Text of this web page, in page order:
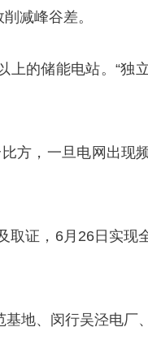
减峰谷差。
的储能电站。“独
方，一旦电网出现
证，6月26日实现
地、闵行吴泾电厂